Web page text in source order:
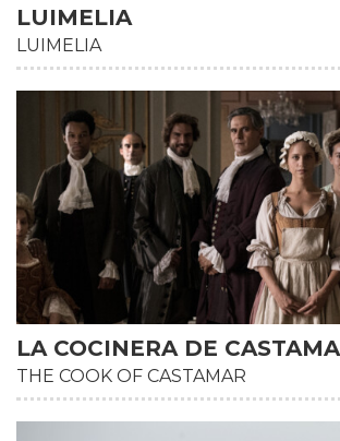
LUIMELIA
LUIMELIA
HD
LA COCINERA DE
THE COOK OF CASTAMAR